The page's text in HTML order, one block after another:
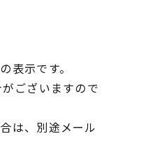
示です。
ございますので
は、別途メール